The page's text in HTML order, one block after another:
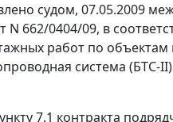
судом, 07.05.2009
N 662/0404/09, в
работ по объектам
система (БТС-
7.1 контракта